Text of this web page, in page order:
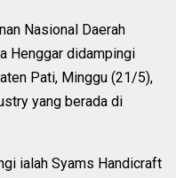
Nasional Daerah
Henggar didampingi
Pati, Minggu (21/5),
yang berada di
ialah Syams Handicraft